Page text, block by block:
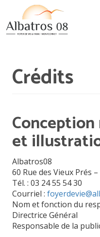
contenu
principal
Crédits
et
Albatros08
60 Rue des Vieux Prés
Tél. : 03 24 55 54 30
Courriel :
Nom et fonction du
Directrice Général
Responsable de la